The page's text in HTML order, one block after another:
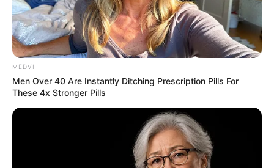
Iconic '90s Entertainment Couples We'll Never
Forget
BRAINBERRIES
The Most Unexpected Wedding Dance Moments
MEDVI
Men Over 40 Are Instantly Ditching Prescription Pills For
These 4x Stronger Pills